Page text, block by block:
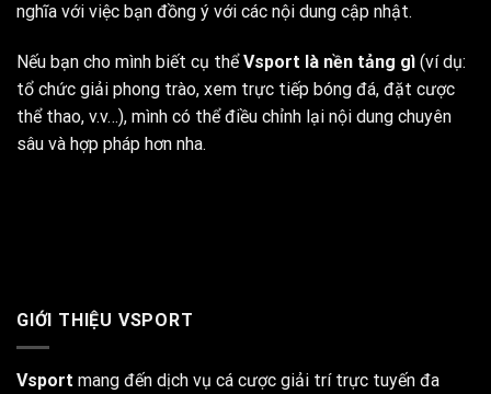
nghĩa với việc bạn đồng ý với các nội dung cập nhật.
Nếu bạn cho mình biết cụ thểVsport là nền tảng gì (ví dụ:
tổ chức giải phong trào, xem trực tiếp bóng đá, đặt cược
thể thao, v.v…), mình có thể điều chỉnh lại nội dung chuyên
sâu và hợp pháp hơn nha.
GIỚI THIỆU VSPORT
Vsport mang đến dịch vụ cá cược giải trí trực tuyến đa